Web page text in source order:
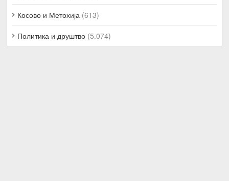
Косово и Метохија (613)
Политика и друштво (5.074)